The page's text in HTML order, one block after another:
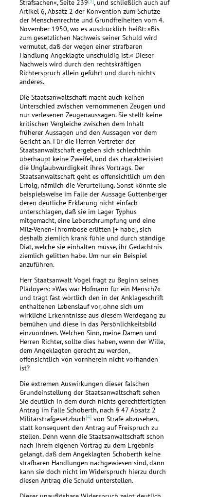
Strafsachen«, Seite 239
, und schließlich auch auf
Artikel 6, Absatz 2 der Konvention zum Schutze
der Menschenrechte und Grundfreiheiten vom 4.
November 1950, wo es ausdrücklich heißt: »Bis
zum gesetzlichen Nachweis seiner Schuld wird
vermutet, daß der wegen einer strafbaren
Handlung Angeklagte unschuldig ist.« Dieser
Nachweis wird durch den rechtskräftigen
Richterspruch allein geführt und durch nichts
anderes.
Die Staatsanwaltschaft macht auch keinen
Unterschied zwischen vernommenen Zeugen und
nur verlesenen Zeugenaussagen. Sie stellt keine
kritischen Vergleiche zwischen dem Inhalt
früherer Aussagen und den Aussagen vor dem
Gericht an. Für die Herren Vertreter der
Staatsanwaltschaft ergeben sich schlechthin
überhaupt keine Zweifel, und das charakterisiert
die Unglaubwürdigkeit ihres Vortrags. Der
Staatsanwaltschaft geht es offensichtlich um den
Erfolg, nämlich die Verurteilung. Sonst könnte sie
beispielsweise im Falle der Aussage Guttenberger
deren deutliche Erklärung nicht einfach
unterschlagen, daß sie im Lager Typhus
mitgemacht, eine Leberschrumpfung und eine
Milz-Venen-Thrombose erlitten [+ habe], sich
deshalb ziemlich krank fühle und durch ständige
Diät, welche sie einhalten müsse, ihr Gedächtnis
ziemlich gelitten habe. Um nur ein Beispiel
anzuführen.
Herr Staatsanwalt Vogel fragt zu Beginn seines
Plädoyers: »Was war Hofmann für ein Mensch?«
und trägt fast wörtlich den in der Anklageschrift
enthaltenen Lebenslauf vor, ohne sich um
wirkliche Erkenntnisse aus diesem Werdegang zu
bemühen und diese in das Persönlichkeitsbild
einzuordnen. Welchen Sinn, meine Damen und
Herren Richter, sollte dies haben, wenn der Wille,
dem Angeklagten gerecht zu werden,
offensichtlich von vornherein nicht vorhanden
ist?
Die extremen Auswirkungen dieser falschen
Grundeinstellung der Staatsanwaltschaft sehen
Sie deutlich in dem durch nichts gerechtfertigten
Antrag im Falle Schoberth, nach § 47 Absatz 2
Militärstrafgesetzbuch[4] von Strafe abzusehen,
statt konsequent den Antrag auf Freispruch zu
stellen. Denn wenn die Staatsanwaltschaft schon
nach ihrem eigenen Vortrag zu dem Ergebnis
gelangt, daß dem Angeklagten Schoberth keine
strafbaren Handlungen nachgewiesen sind, dann
kann sie doch nicht im Widerspruch hierzu durch
diesen Antrag die Schuld unterstellen.